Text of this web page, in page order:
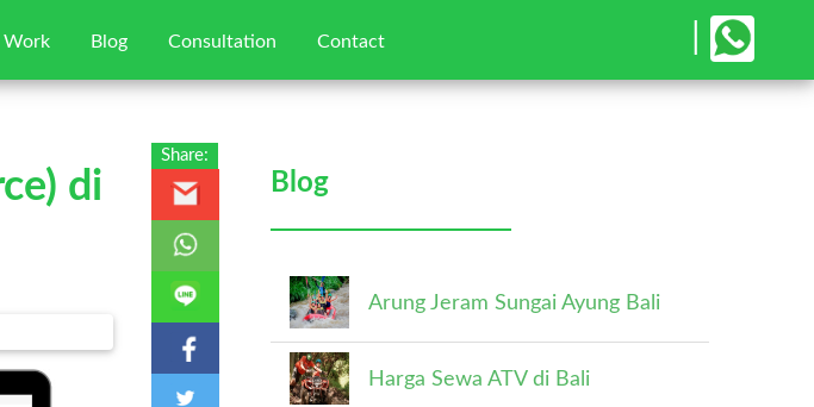
×
Desain
Work Blog Consultation Contact
di
Share:
Blog
Arung Jeram Sungai Ayung Bali
Harga Sewa ATV di Bali